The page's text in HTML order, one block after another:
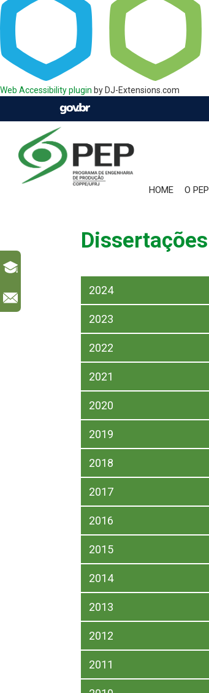
Web Accessibility plugin by DJ-Extensions.com
HOME O PEP
Dissertações
2024
2023
2022
2021
2020
2019
2018
2017
2016
2015
2014
2013
2012
2011